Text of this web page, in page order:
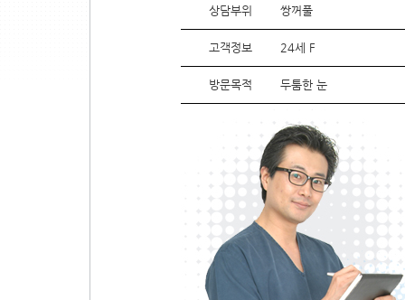
상담부위 쌍꺼풀
고객정보 24세 F
방문목적 두툼한 눈